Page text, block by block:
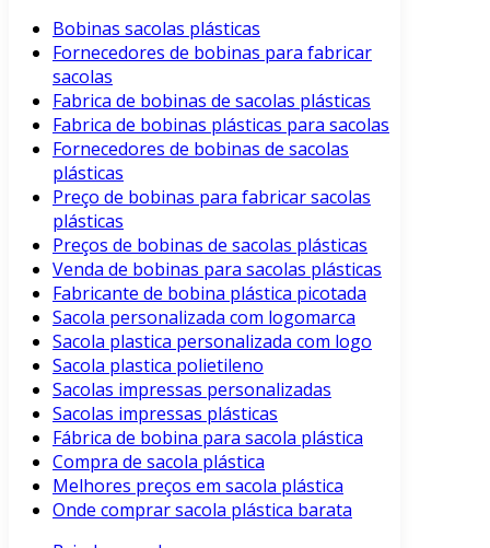
Bobinas sacolas plásticas
Fornecedores de bobinas para fabricar
sacolas
Fabrica de bobinas de sacolas plásticas
Fabrica de bobinas plásticas para sacolas
Fornecedores de bobinas de sacolas
plásticas
Preço de bobinas para fabricar sacolas
plásticas
Preços de bobinas de sacolas plásticas
Venda de bobinas para sacolas plásticas
Fabricante de bobina plástica picotada
Sacola personalizada com logomarca
Sacola plastica personalizada com logo
Sacola plastica polietileno
Sacolas impressas personalizadas
Sacolas impressas plásticas
Fábrica de bobina para sacola plástica
Compra de sacola plástica
Melhores preços em sacola plástica
Onde comprar sacola plástica barata